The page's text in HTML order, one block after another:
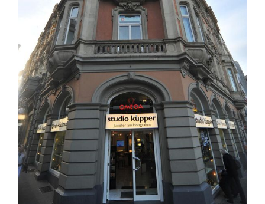
Ich akzeptiere die
Allgemeinen
Geschäftsbedingungen
und die
Datenschutzerklärung
ABBRECHEN
ANMELDEN